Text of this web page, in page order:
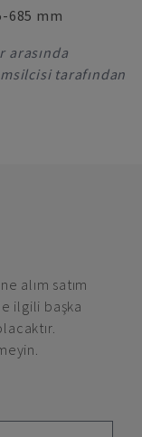
685 mm
arasında
tarafından
alım satım
ilgili başka